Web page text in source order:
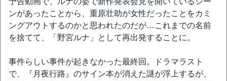
ンがあったことから、重原壮助が女性だったことをカミ
ングアウトするのかと思われたのだが…これまでの名前
を捨てて、「野宮ルナ」として再出発することに。
事件らしい事件が起きなかった最終回。ドラマラスト
で、『月夜行路』のサイン本が消えた謎が浮上するが、